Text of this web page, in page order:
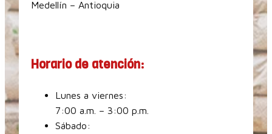
Medellín – Antioquia
Horario de atención:
Lunes a viernes:
7:00 a.m. – 3:00 p.m.
Sábado: